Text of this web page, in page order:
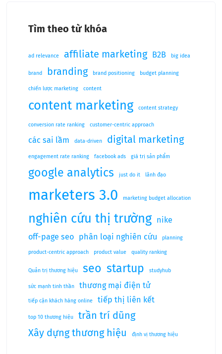
Tìm theo từ khóa
ad relevance affiliate marketing B2B big idea
brand branding brand positioning budget planning
chiến lược marketing content
content marketing content strategy
conversion rate ranking customer-centric approach
các sai lầm data-driven digital marketing
engagement rate ranking facebook ads giá trị sản phẩm
google analytics just do it lãnh đạo
marketers 3.0 marketing budget allocation
nghiên cứu thị trường
nike
off-page seo
phân loại nghiên cứu planning
product-centric approach product value quality ranking
Quản trị thương hiệu seo startup studyhub
sức mạnh tinh thần thương mại điện tử
tiếp cận khách hàng online tiếp thị liên kết
top 10 thương hiệu
trần trí dũng
Xây dựng thương hiệu
định vị thương hiệu